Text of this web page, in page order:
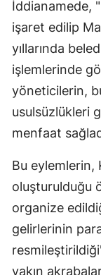
İddianamede,
işaret edilip
yıllarında
işlemlerinde
yöneticilerin,
usulsüzlükleri
menfaat
Bu eylemlerin,
oluşturulduğu
organize
gelirlerinin
yakın